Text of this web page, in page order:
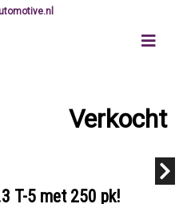
Verkocht
T-5 met 250 pk!